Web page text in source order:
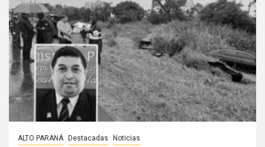
ALTO PARANÁ Destacadas Noticias